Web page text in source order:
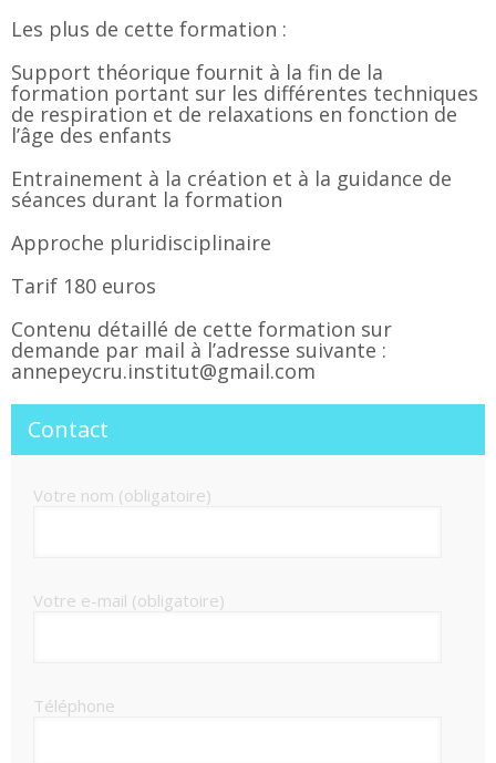
Les plus de cette formation :
Support théorique fournit à la fin de la
formation portant sur les différentes techniques
de respiration et de relaxations en fonction de
l’âge des enfants
Entrainement à la création et à la guidance de
séances durant la formation
Approche pluridisciplinaire
Tarif 180 euros
Contenu détaillé de cette formation sur
demande par mail à l’adresse suivante :
annepeycru.institut@gmail.com
Contact
Votre nom (obligatoire)
Votre e-mail (obligatoire)
Téléphone